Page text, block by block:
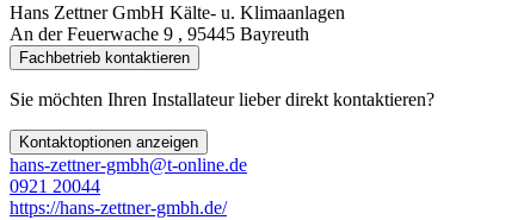
Hans Zettner GmbH Kälte- u. Klimaanlagen
An der Feuerwache 9 , 95445 Bayreuth
Fachbetrieb kontaktieren
Sie möchten Ihren Installateur lieber direkt kontaktieren?
Kontaktoptionen anzeigen
hans-zettner-gmbh@t-online.de
0921 20044
https://hans-zettner-gmbh.de/